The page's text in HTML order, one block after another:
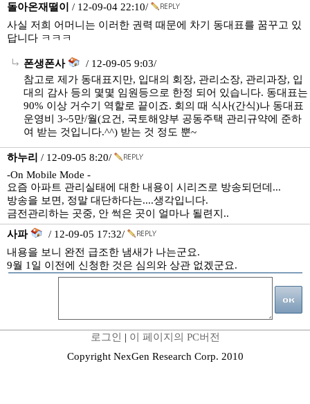
돌아온재떨이
/ 12-09-04 22:10/
사실 저희 어머니는 이러한 권력 때문에 차기 동대표를 꿈꾸고 있
답니다 ㅋㅋㅋ
폰생폰사
/ 12-09-05 9:03/
참고로 제가 동대표지만, 입대의 회장, 관리소장, 관리과장, 입
대의 감사 등의 몇몇 임원등으로 한정 되어 있습니다. 동대표는
90% 이상 거수기 역할로 끝이죠. 회의 때 식사(간식)나 동대표
운영비 3~5만/월(요건, 국토해양부 공동주택 관리규약에 준하
여 받는 것입니다.^^) 받는 것 정도 뿐~
하누리 / 12-09-05 8:20/
-On Mobile Mode -
요즘 아파트 관리실태에 대한 내용이 시리즈로 방송되던데...
방송을 보면, 정말 대단하다는....생각입니다.
금전관리하는 곳중, 안 썩은 곳이 얼마나 될련지..
사파
/ 12-09-05 17:32/
내용을 보니 완전 급조한 냄새가 나는군요.
9월 1일 이전에 신청한 것은 심의와 상관 없겠군요.
로그인 | 이 페이지의 PC버전
Copyright NexGen Research Corp. 2010